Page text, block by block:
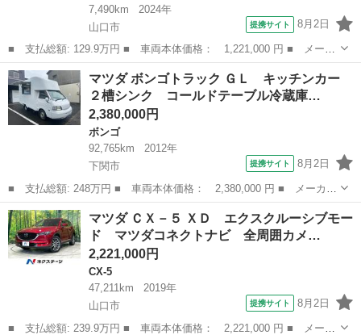
7,490km
2024年
山口市
提携サイト 8月2日
■ 支払総額: 129.9万円 ■ 車両本体価格： 1,221,000 円 ■ メーカ
ー名： マツダ ■ 車種名： フレアクロスオーバー ■ グレード
名： ＸＧ 純正ナビ シートヒーター セーフティサポート アダ
プティブク...
山口 山口市 その他
マツダ ボンゴトラック ＧＬ キッチンカー
２槽シンク コールドテーブル冷蔵庫…
2,380,000円
ボンゴ
92,765km
2012年
下関市
提携サイト 8月2日
■ 支払総額: 248万円 ■ 車両本体価格： 2,380,000 円 ■ メーカー
名： マツダ ■ 車種名： ボンゴトラック ■ グレード名： Ｇ
Ｌ キッチンカー ２槽シンク コールドテーブル冷蔵庫 冷凍スト
ッカー 作業...
山口 下関市 ボンゴ
マツダ ＣＸ－５ ＸＤ エクスクルーシブモー
ド マツダコネクトナビ 全周囲カメ…
2,221,000円
CX-5
47,211km
2019年
山口市
提携サイト 8月2日
■ 支払総額: 239.9万円 ■ 車両本体価格： 2,221,000 円 ■ メーカ